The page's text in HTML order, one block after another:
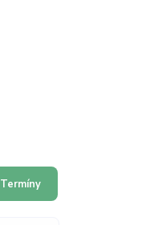
Termíny